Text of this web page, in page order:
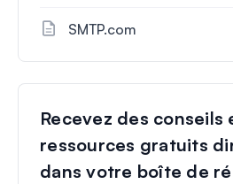
SMTP.com
Recevez des conseils
ressources gratuits
dans votre boîte de